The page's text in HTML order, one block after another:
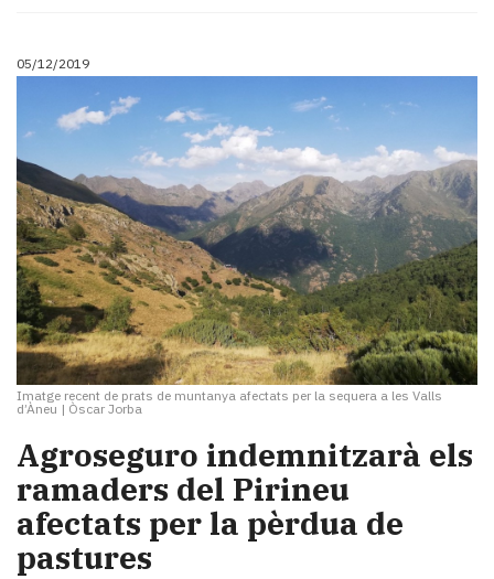
05/12/2019
Imatge recent de prats de muntanya afectats per la sequera a les Valls
d’Àneu | Òscar Jorba
Agroseguro indemnitzarà els
ramaders del Pirineu
afectats per la pèrdua de
pastures